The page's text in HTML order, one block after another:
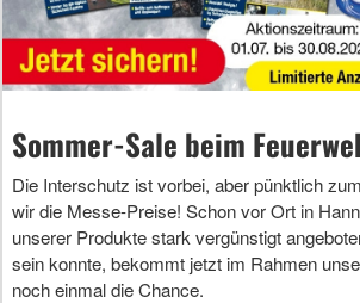
Sommer-Sale beim
Die Interschutz ist vorbei, aber pünktlich
wir die Messe-Preise! Schon vor Ort in
unserer Produkte stark vergünstigt
sein konnte, bekommt jetzt im Rahmen
noch einmal die Chance.